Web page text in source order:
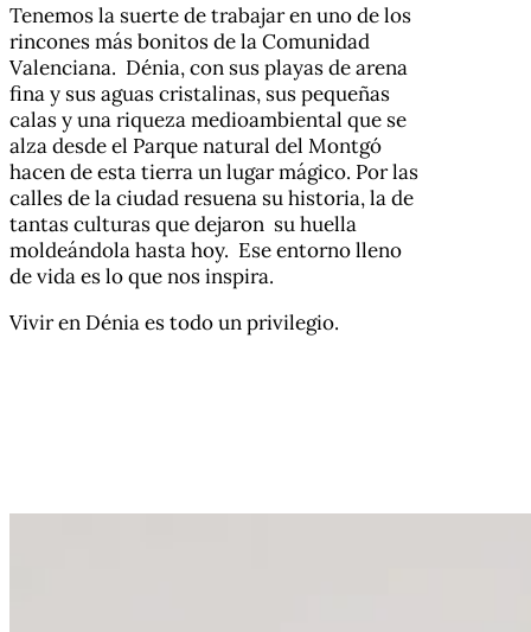
Tenemos la suerte de trabajar en uno de los
rincones más bonitos de la Comunidad
Valenciana. Dénia, con sus playas de arena
fina y sus aguas cristalinas, sus pequeñas
calas y una riqueza medioambiental que se
alza desde el Parque natural del Montgó
hacen de esta tierra un lugar mágico. Por las
calles de la ciudad resuena su historia, la de
tantas culturas que dejaron su huella
moldeándola hasta hoy. Ese entorno lleno
de vida es lo que nos inspira.
Vivir en Dénia es todo un privilegio.